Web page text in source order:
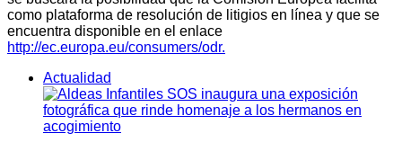
como plataforma de resolución de litigios en línea y que se
encuentra disponible en el enlace
http://ec.europa.eu/consumers/odr.
Actualidad